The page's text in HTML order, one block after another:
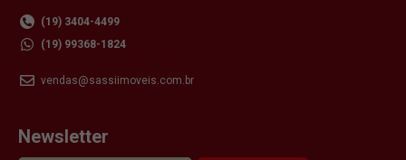
(19) 3404-4499
(19) 99368-1824
vendas@sassiimoveis.com.br
Newsletter